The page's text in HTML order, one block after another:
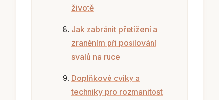
životě
Jak zabránit přetížení a
zraněním při posilování
svalů na ruce
Doplňkové cviky a
techniky pro rozmanitost